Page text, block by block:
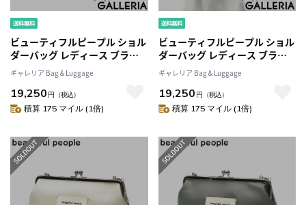
ビューティフルピープル ショル
ダーバッグ レディース ブラン
ド 軽量 牛革 斜めがけ 大人 小さ
め かわいい beautiful people
lining logo pocket nume
leather bag 日本製 611970
ギャレリア Bag＆Luggage
19,250 円 （税込）
積算 175 マイル (1倍)
ビューティフルピープル ショル
ダーバッグ レディース ブラン
ド 軽量 牛革 斜めがけ 大人 小さ
め かわいい beautiful people
lining logo pocket nume
leather bag 日本製 611970
ギャレリア Bag＆Luggage
19,250 円 （税込）
積算 175 マイル (1倍)